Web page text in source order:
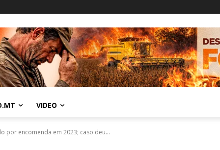
VIDEO
por encomenda em 2023; caso deu...